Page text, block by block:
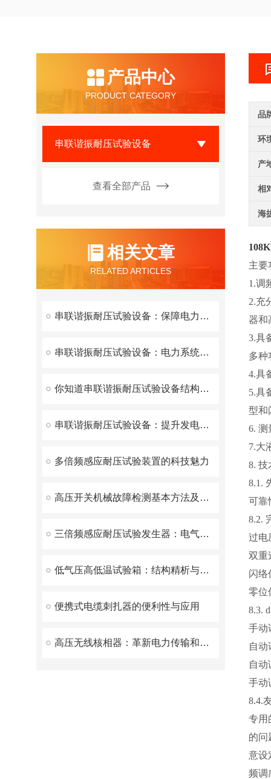
产品中心
PRODUCT CATEGORY
串联谐振耐压试验设备
查看全部产品
相关文章
RELATED ARTICLES
串联谐振耐压试验设备：保障电力设备安全的有效工具
串联谐振耐压试验设备：电力系统安全的守护者
你知道串联谐振耐压试验设备结构特性吗？
串联谐振耐压试验设备：提升发电机试验的效率与安全性
多倍频感应耐压试验装置的科技魅力
高压开关机械故障检测基本方法及原理
三倍频感应耐压试验发生器：电气安全检测的守护神
低气压高低温试验箱：结构精析与性能优势深度解读
便携式电缆刺扎器的便利性与应用
高压无线核相器：革新电力传输和分配的前沿技术
品
环
产
相
海
主要
1.调
2.充
器和
3.具
多种
4.具
5.具
型和
6. 测
7.大
8. 技
8.1.
可靠
8.2.
过电
双重
闪络
零位
8.3.
手动
自
自
手动
8.4.
专用
的问
意设
频调